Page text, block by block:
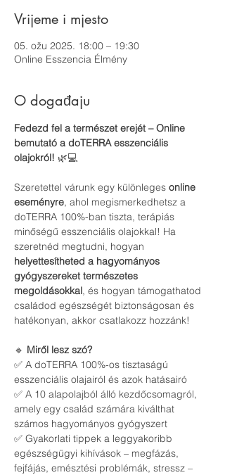
Vrijeme i mjesto
05. ožu 2025. 18:00 – 19:30
Online Esszencia Élmény
O događaju
Fedezd fel a természet erejét – Online
bemutató a doTERRA esszenciális
olajokról! 🌿💻
Szeretettel várunk egy különleges online
eseményre, ahol megismerkedhetsz a
doTERRA 100%-ban tiszta, terápiás
minőségű esszenciális olajokkal! Ha
szeretnéd megtudni, hogyan
helyettesítheted a hagyományos
gyógyszereket természetes
megoldásokkal, és hogyan támogathatod
családod egészségét biztonságosan és
hatékonyan, akkor csatlakozz hozzánk!
🔹 Miről lesz szó?
✅ A doTERRA 100%-os tisztaságú
esszenciális olajairól és azok hatásairó
✅ A 10 alapolajból álló kezdőcsomagról,
amely egy család számára kiválthat
számos hagyományos gyógyszert
✅ Gyakorlati tippek a leggyakoribb
egészségügyi kihívások – megfázás,
fejfájás, emésztési problémák, stressz –